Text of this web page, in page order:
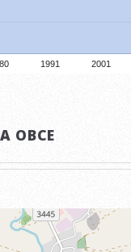
1991 2001
OBCE